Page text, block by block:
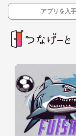
アプリを入手